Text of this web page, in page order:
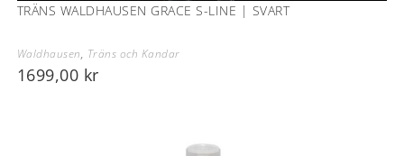
TRÄNS WALDHAUSEN GRACE S-LINE | SVART
Waldhausen, Träns och Kandar
1699,00 kr